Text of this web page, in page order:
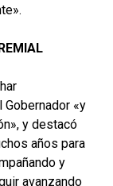
Gobernador «y
y destacó
años para
y
avanzando